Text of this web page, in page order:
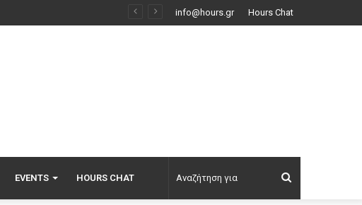
info@hours.gr Hours Chat
EVENTS HOURS CHAT